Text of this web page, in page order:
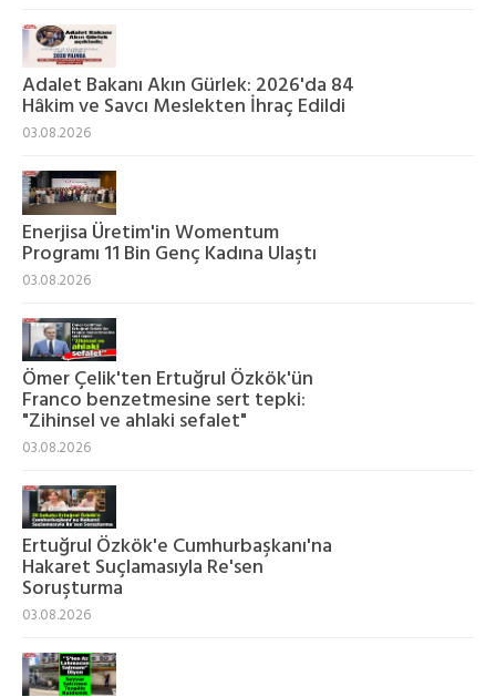
Adalet Bakanı Akın Gürlek: 2026'da 84
Hâkim ve Savcı Meslekten İhraç Edildi
03.08.2026
Enerjisa Üretim'in Womentum
Programı 11 Bin Genç Kadına Ulaştı
03.08.2026
Ömer Çelik'ten Ertuğrul Özkök'ün
Franco benzetmesine sert tepki:
"Zihinsel ve ahlaki sefalet"
03.08.2026
Ertuğrul Özkök'e Cumhurbaşkanı'na
Hakaret Suçlamasıyla Re'sen
Soruşturma
03.08.2026